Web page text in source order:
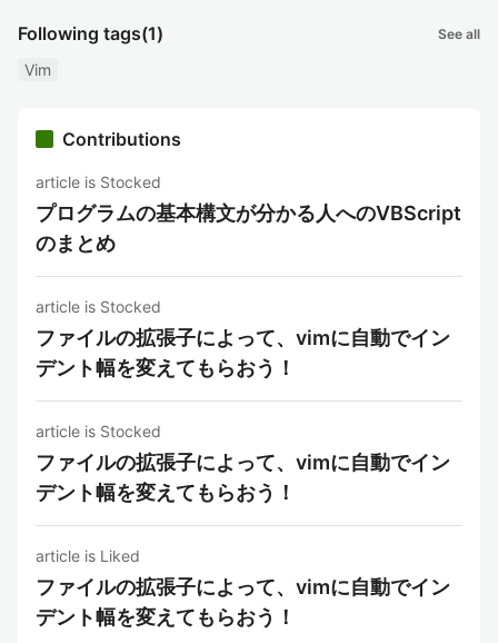
Following tags(1) See all
Vim
Contributions
article is Stocked
プログラムの基本構文が分かる人へのVBScript
のまとめ
article is Stocked
ファイルの拡張子によって、vimに自動でイン
デント幅を変えてもらおう！
article is Stocked
ファイルの拡張子によって、vimに自動でイン
デント幅を変えてもらおう！
article is Liked
ファイルの拡張子によって、vimに自動でイン
デント幅を変えてもらおう！